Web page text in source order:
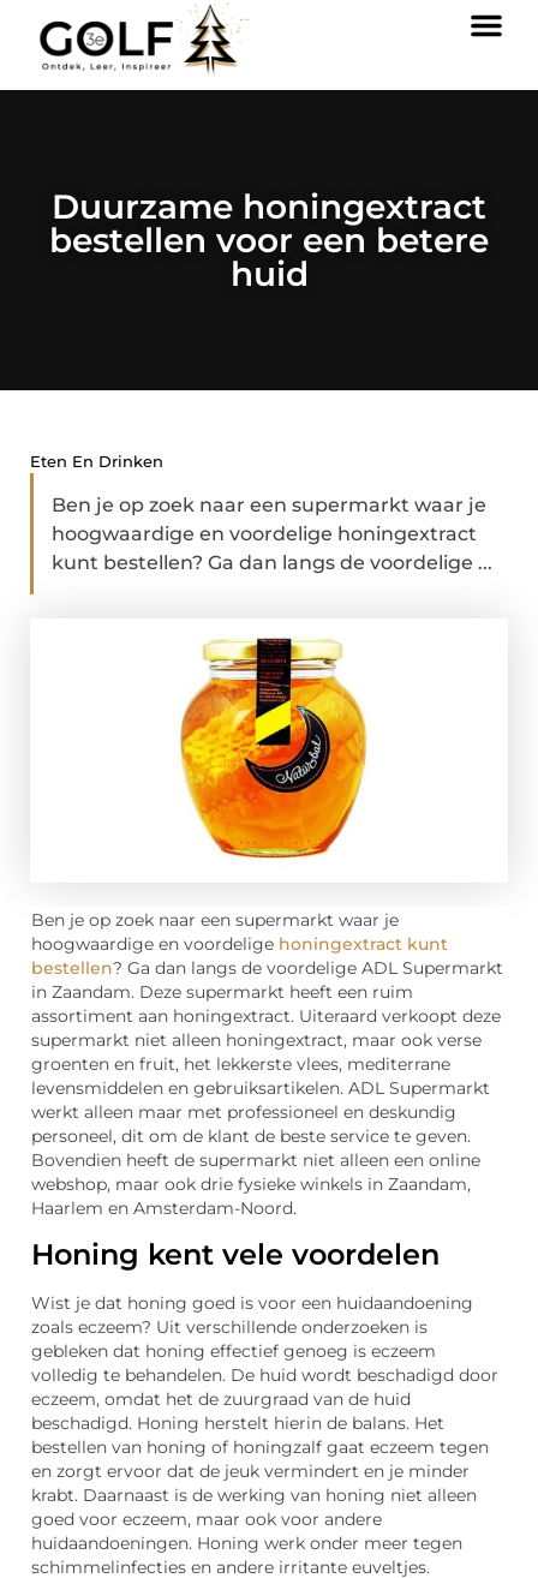
Duurzame honingextract
bestellen voor een betere
huid
Eten En Drinken
Ben je op zoek naar een supermarkt waar je
hoogwaardige en voordelige honingextract
kunt bestellen? Ga dan langs de voordelige ...
Ben je op zoek naar een supermarkt waar je
hoogwaardige en voordelige honingextract kunt
bestellen? Ga dan langs de voordelige ADL Supermarkt
in Zaandam. Deze supermarkt heeft een ruim
assortiment aan honingextract. Uiteraard verkoopt deze
supermarkt niet alleen honingextract, maar ook verse
groenten en fruit, het lekkerste vlees, mediterrane
levensmiddelen en gebruiksartikelen. ADL Supermarkt
werkt alleen maar met professioneel en deskundig
personeel, dit om de klant de beste service te geven.
Bovendien heeft de supermarkt niet alleen een online
webshop, maar ook drie fysieke winkels in Zaandam,
Haarlem en Amsterdam-Noord.
Honing kent vele voordelen
Wist je dat honing goed is voor een huidaandoening
zoals eczeem? Uit verschillende onderzoeken is
gebleken dat honing effectief genoeg is eczeem
volledig te behandelen. De huid wordt beschadigd door
eczeem, omdat het de zuurgraad van de huid
beschadigd. Honing herstelt hierin de balans. Het
bestellen van honing of honingzalf gaat eczeem tegen
en zorgt ervoor dat de jeuk vermindert en je minder
krabt. Daarnaast is de werking van honing niet alleen
goed voor eczeem, maar ook voor andere
huidaandoeningen. Honing werk onder meer tegen
schimmelinfecties en andere irritante euveltjes.